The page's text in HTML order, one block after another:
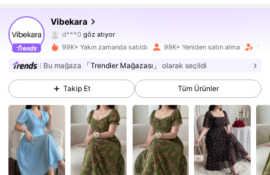
Vibekara
d***0göz atıyor
4,78
108K Takipçiler
4,78 108K Takipçiler
108K Takipçiler
4,78 108K Takipçiler
4,78 108K Takipçiler
99K+ Yakın zamanda satıldı 99K+ Yeniden satın alma
Bu mağaza 「Trendler Mağazası」 olarak seçildi
Takip Et Tüm Ürünler